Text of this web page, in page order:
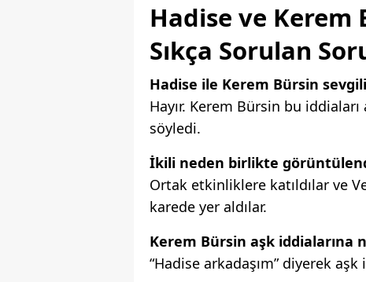
Hadise ve Kerem
Sıkça Sorulan
Hadise ile Kerem Bürsin
Hayır. Kerem Bürsin bu
söyledi.
İkili neden birlikte
Ortak etkinliklere katıldılar ve
karede yer aldılar.
Kerem Bürsin aşk iddialarına
“Hadise arkadaşım” diyerek